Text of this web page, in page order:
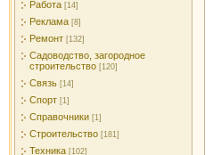
Работа [14]
Реклама [8]
Ремонт [132]
Садоводство, загородное
строительство [120]
Связь [14]
Спорт [1]
Справочники [1]
Строительство [181]
Техника [102]